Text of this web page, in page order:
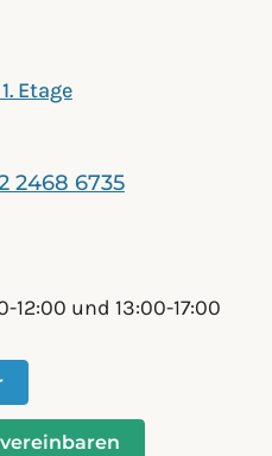
Etage
2468 6735
und 13:00-17:00